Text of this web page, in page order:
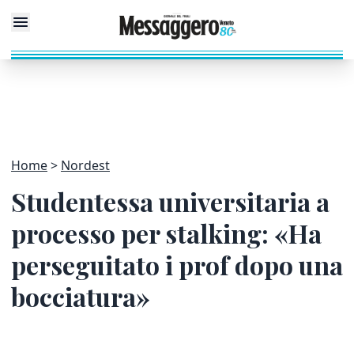
Home Nordest
Studentessa universitaria a
processo per stalking: «Ha
perseguitato i prof dopo una
bocciatura»